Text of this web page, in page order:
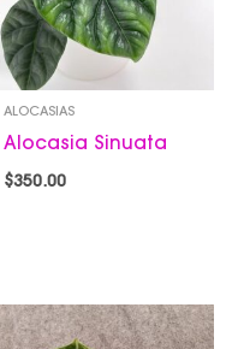
ALOCASIAS
Alocasia Sinuata
$350.00